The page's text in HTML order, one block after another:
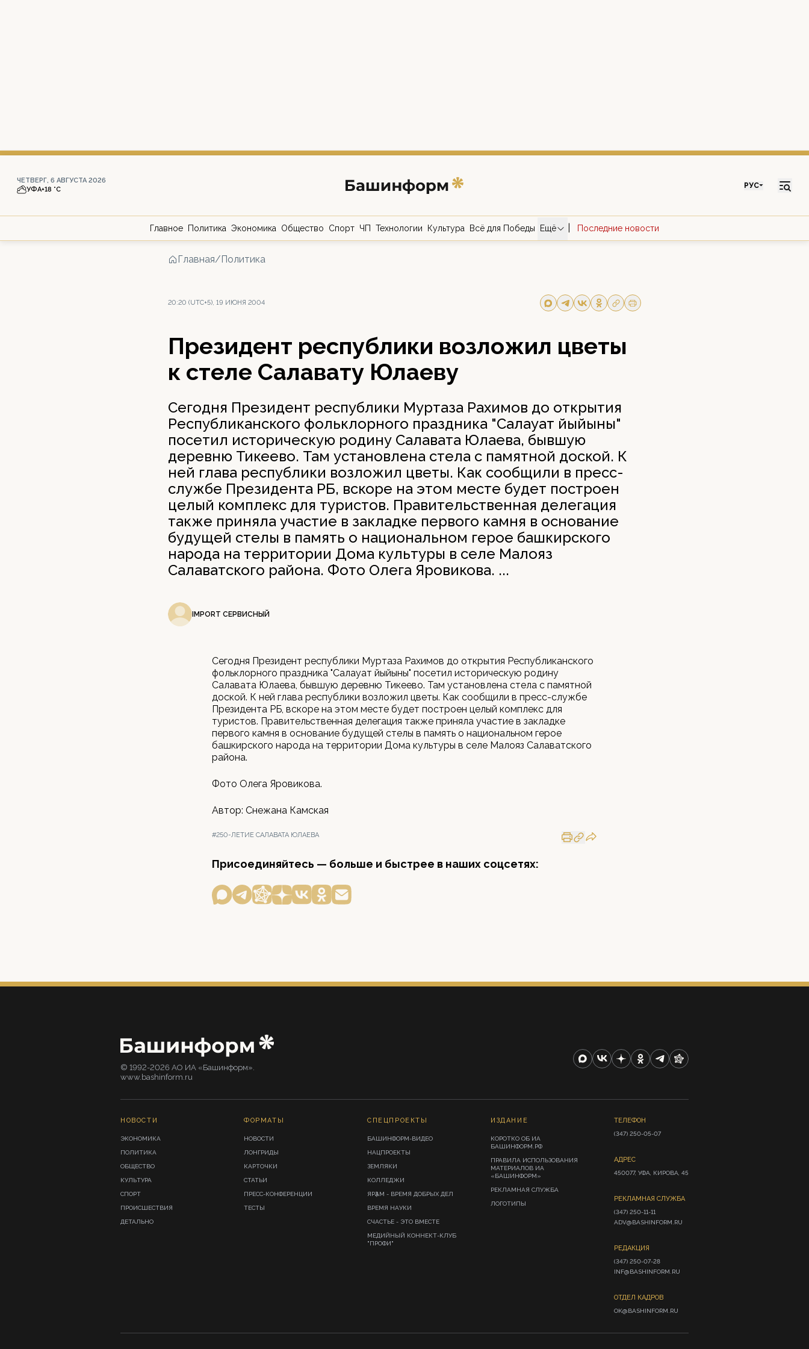
ЧЕТВЕРГ, 6 АВГУСТА 2026
УФА+18 °С РУС
Главное Политика Экономика Общество Спорт ЧП Технологии Культура Всё для Победы Ещё Последние новости
Главная/Политика
20:20 (UTC+5), 19 ИЮНЯ 2004
Президент республики возложил цветы
к стеле Салавату Юлаеву
Сегодня Президент республики Муртаза Рахимов до открытия
Республиканского фольклорного праздника "Салауат йыйыны"
посетил историческую родину Салавата Юлаева, бывшую
деревню Тикеево. Там установлена стела с памятной доской. К
ней глава республики возложил цветы. Как сообщили в пресс-
службе Президента РБ, вскоре на этом месте будет построен
целый комплекс для туристов. Правительственная делегация
также приняла участие в закладке первого камня в основание
будущей стелы в память о национальном герое башкирского
народа на территории Дома культуры в селе Малояз
Салаватского района. Фото Олега Яровикова. ...
IMPORT СЕРВИСНЫЙ
Сегодня Президент республики Муртаза Рахимов до открытия Республиканского
фольклорного праздника "Салауат йыйыны" посетил историческую родину
Салавата Юлаева, бывшую деревню Тикеево. Там установлена стела с памятной
доской. К ней глава республики возложил цветы. Как сообщили в пресс-службе
Президента РБ, вскоре на этом месте будет построен целый комплекс для
туристов. Правительственная делегация также приняла участие в закладке
первого камня в основание будущей стелы в память о национальном герое
башкирского народа на территории Дома культуры в селе Малояз Салаватского
района.
Фото Олега Яровикова.
Автор: Снежана Камская
#250-ЛЕТИЕ САЛАВАТА ЮЛАЕВА
Присоединяйтесь — больше и быстрее в наших соцсетях:
© 1992-2026 АО ИА «Башинформ».
www.bashinform.ru
НОВОСТИ
ЭКОНОМИКА
ПОЛИТИКА
ОБЩЕСТВО
КУЛЬТУРА
СПОРТ
ПРОИСШЕСТВИЯ
ДЕТАЛЬНО
ФОРМАТЫ
НОВОСТИ
ЛОНГРИДЫ
КАРТОЧКИ
СТАТЬИ
ПРЕСС-КОНФЕРЕНЦИИ
ТЕСТЫ
СПЕЦПРОЕКТЫ
БАШИНФОРМ-ВИДЕО
НАЦПРОЕКТЫ
ЗЕМЛЯКИ
КОЛЛЕДЖИ
ЯРҘАМ - ВРЕМЯ ДОБРЫХ ДЕЛ
ВРЕМЯ НАУКИ
СЧАСТЬЕ - ЭТО ВМЕСТЕ
МЕДИЙНЫЙ КОННЕКТ-КЛУБ
"ПРОФИ"
ИЗДАНИЕ
КОРОТКО ОБ ИА
БАШИНФОРМ.РФ
ПРАВИЛА ИСПОЛЬЗОВАНИЯ
МАТЕРИАЛОВ ИА
«БАШИНФОРМ»
РЕКЛАМНАЯ СЛУЖБА
ЛОГОТИПЫ
ТЕЛЕФОН
(347) 250-05-07
АДРЕС
450077, УФА, КИРОВА, 45
РЕКЛАМНАЯ СЛУЖБА
(347) 250-11-11
ADV@BASHINFORM.RU
РЕДАКЦИЯ
(347) 250-07-28
INF@BASHINFORM.RU
ОТДЕЛ КАДРОВ
OK@BASHINFORM.RU